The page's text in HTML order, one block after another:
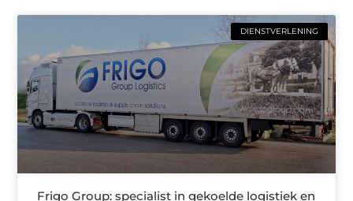
DIENSTVERLENING
Frigo Group: specialist in gekoelde logistiek en